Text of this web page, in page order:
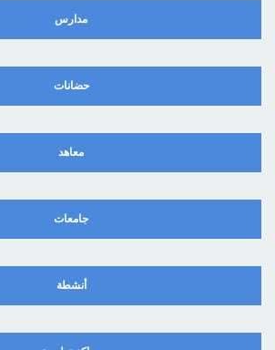
مدارس
حضانات
معاهد
جامعات
أنشطة